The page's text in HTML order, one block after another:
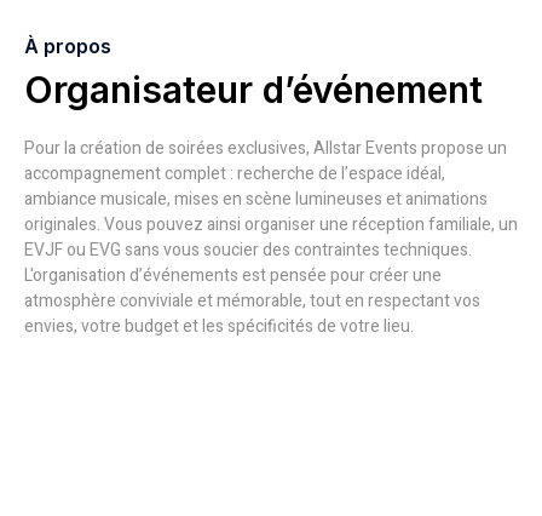
À propos
Organisateur d’événement
Pour la création de soirées exclusives, Allstar Events propose un
accompagnement complet : recherche de l’espace idéal,
ambiance musicale, mises en scène lumineuses et animations
originales. Vous pouvez ainsi organiser une réception familiale, un
EVJF ou EVG sans vous soucier des contraintes techniques.
L'organisation d’événements est pensée pour créer une
atmosphère conviviale et mémorable, tout en respectant vos
envies, votre budget et les spécificités de votre lieu.